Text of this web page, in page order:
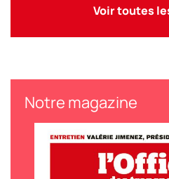
Voir toutes
Notre magazine